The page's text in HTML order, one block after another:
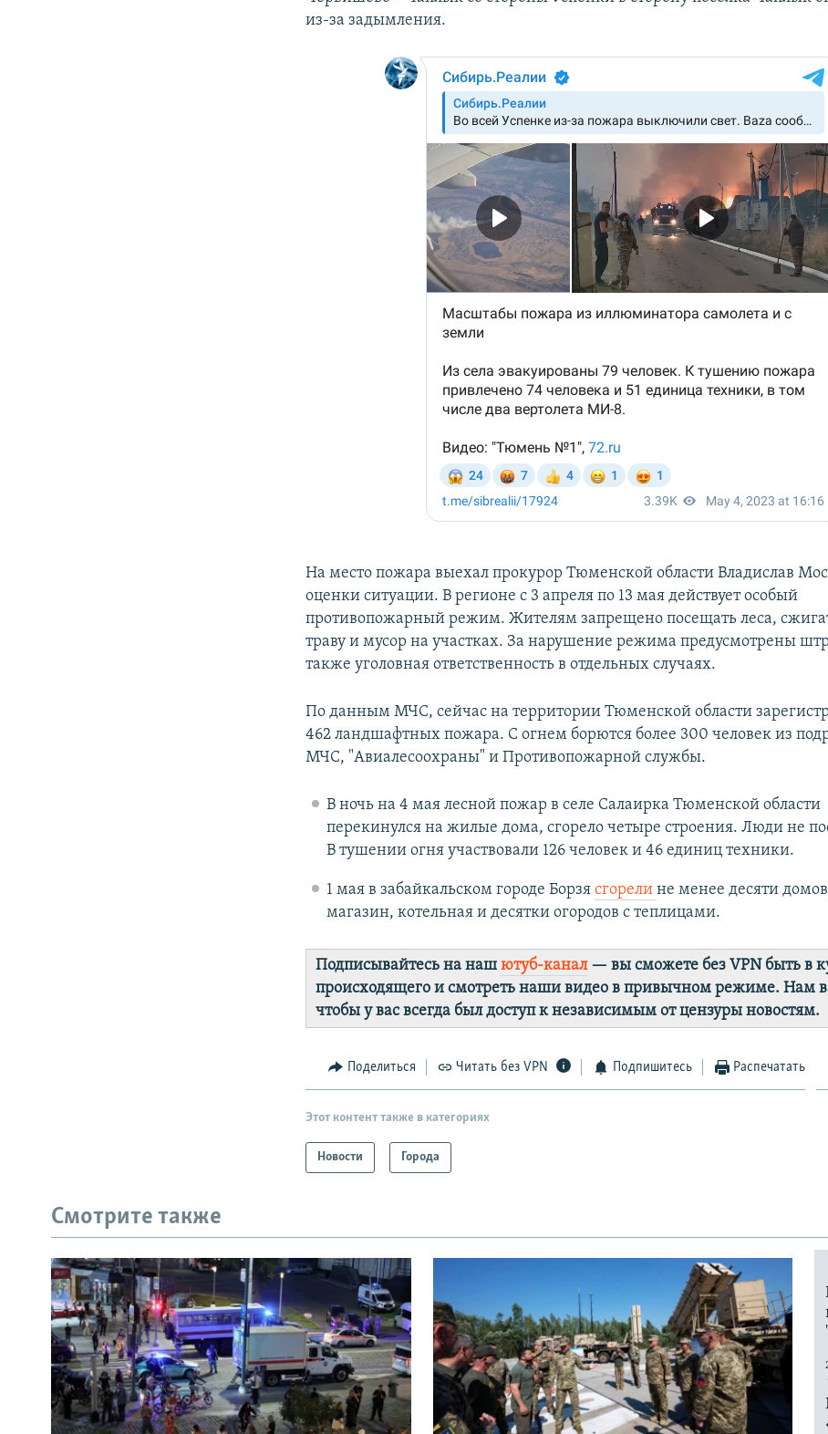
из-за задымления.
На место пожара выехал прокурор Тюменской области Владислав
оценки ситуации. В регионе с 3 апреля по 13 мая действует особый
противопожарный режим. Жителям запрещено посещать леса,
траву и мусор на участках. За нарушение режима предусмотрены
также уголовная ответственность в отдельных случаях.
По данным МЧС, сейчас на территории Тюменской области
462 ландшафтных пожара. С огнем борются более 300 человек из
МЧС, "Авиалесоохраны" и Противопожарной службы.
В ночь на 4 мая лесной пожар в селе Салаирка Тюменской области
перекинулся на жилые дома, сгорело четыре строения. Люди не
В тушении огня участвовали 126 человек и 46 единиц техники.
1 мая в забайкальском городе Борзя сгорели не менее десяти
магазин, котельная и десятки огородов с теплицами.
Подписывайтесь на нашютуб-канал— вы сможете без VPN быть в
происходящего и смотреть наши видео в привычном режиме. Нам
чтобы у вас всегда был доступ к независимым от цензуры новостям.
Поделиться Читать без VPN Подпишитесь Распечатать
Этот контент также в категориях
Новости Города
Смотрите также